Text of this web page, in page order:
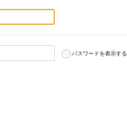
パスワードを表示する